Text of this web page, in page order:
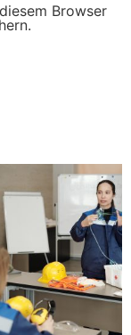
Browser